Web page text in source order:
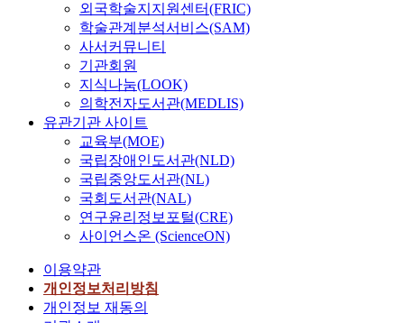
외국학술지지원센터(FRIC)
학술관계분석서비스(SAM)
사서커뮤니티
기관회원
지식나눔(LOOK)
의학전자도서관(MEDLIS)
유관기관 사이트
교육부(MOE)
국립장애인도서관(NLD)
국립중앙도서관(NL)
국회도서관(NAL)
연구윤리정보포털(CRE)
사이언스온 (ScienceON)
이용약관
개인정보처리방침
개인정보 재동의